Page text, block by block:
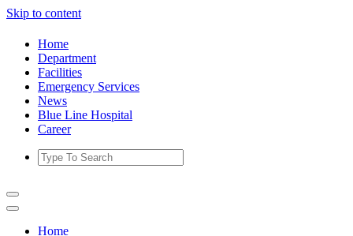
Skip to content
Home
Department
Facilities
Emergency Services
News
Blue Line Hospital
Career
Home